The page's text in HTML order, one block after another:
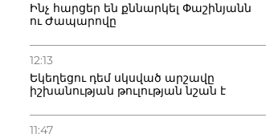
Ինչ հարցեր են քննարկել Փաշինյանն
ու Ժապարովը
12:13
Եկեղեցու դեմ սկսված արշավը
իշխանության թուլության նշան է
11:47